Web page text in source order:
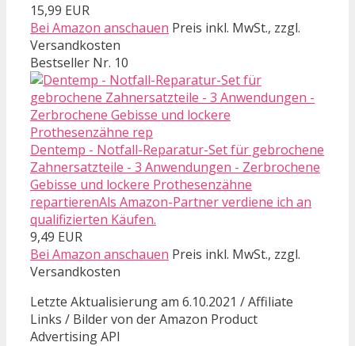
15,99 EUR
Bei Amazon anschauen Preis inkl. MwSt., zzgl.
Versandkosten
Bestseller Nr. 10
Dentemp - Notfall-Reparatur-Set für gebrochene
Zahnersatzteile - 3 Anwendungen - Zerbrochene
Gebisse und lockere Prothesenzähne
repartierenAls Amazon-Partner verdiene ich an
qualifizierten Käufen.
9,49 EUR
Bei Amazon anschauen Preis inkl. MwSt., zzgl.
Versandkosten
Letzte Aktualisierung am 6.10.2021 / Affiliate
Links / Bilder von der Amazon Product
Advertising API